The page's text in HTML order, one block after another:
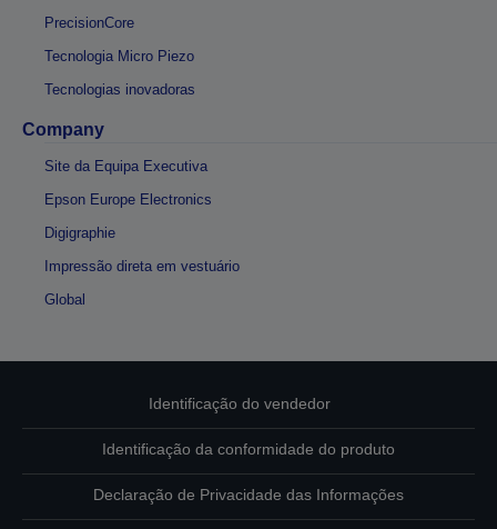
PrecisionCore
Tecnologia Micro Piezo
Tecnologias inovadoras
Company
Site da Equipa Executiva
Epson Europe Electronics
Digigraphie
Impressão direta em vestuário
Global
Identificação do vendedor
Identificação da conformidade do produto
Declaração de Privacidade das Informações